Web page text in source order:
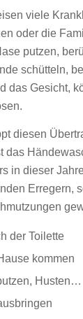
viele
oder die
putzen,
schütteln,
das Gesicht,
diesen
das
in dieser
Erregern,
der Toilette
kommen
Husten…